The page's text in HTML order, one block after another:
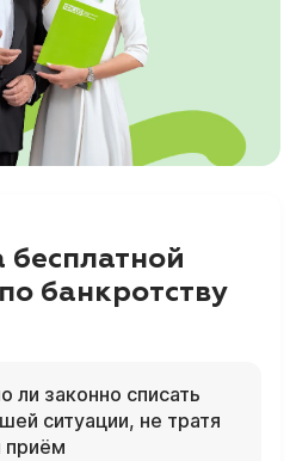
банкротству
ли законно списать
ситуации, не тратя
приём